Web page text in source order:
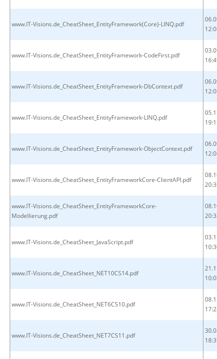
www.IT-Visions.de_CheatSheet_EntityFramework(Core)-LINQ.pdf
www.IT-Visions.de_CheatSheet_EntityFramework-CodeFirst.pdf
www.IT-Visions.de_CheatSheet_EntityFramework-DbContext.pdf
www.IT-Visions.de_CheatSheet_EntityFramework-LINQ.pdf
www.IT-Visions.de_CheatSheet_EntityFramework-ObjectContext.pdf
www.IT-Visions.de_CheatSheet_EntityFrameworkCore-ClientAPI.pdf
www.IT-Visions.de_CheatSheet_EntityFrameworkCore-
Modellierung.pdf
www.IT-Visions.de_CheatSheet_JavaScript.pdf
www.IT-Visions.de_CheatSheet_NET10CS14.pdf
www.IT-Visions.de_CheatSheet_NET6CS10.pdf
www.IT-Visions.de_CheatSheet_NET7CS11.pdf